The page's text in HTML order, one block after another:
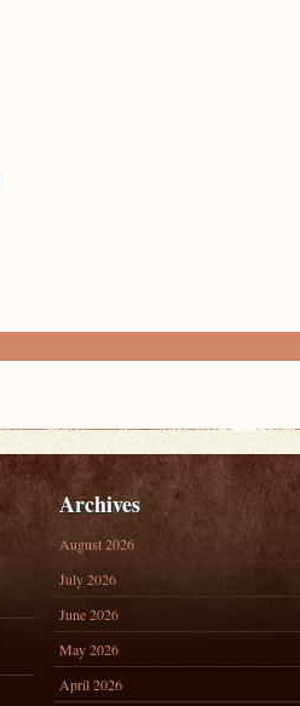
Archives
August 2026
July 2026
June 2026
May 2026
April 2026